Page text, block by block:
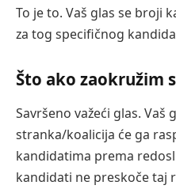
To je to. Vaš glas se broji
za tog specifičnog
Što ako zaokružim
Savršeno važeći glas. Vaš
stranka/koalicija će ga
kandidatima prema
kandidati ne preskoče taj